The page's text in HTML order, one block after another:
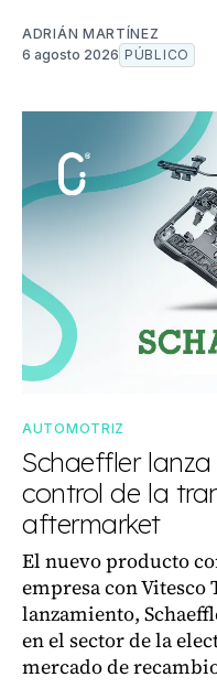
ADRIÁN MARTÍNEZ
6 agosto 2026 PÚBLICO
AUTOMOTRIZ
Schaeffler
control de la
aftermarket
El nuevo producto
empresa con Vitesco
lanzamiento,
en el sector de la
mercado de